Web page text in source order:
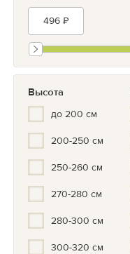
Высота
до 200 см
200-250 см
250-260 см
270-280 см
280-300 см
300-320 см